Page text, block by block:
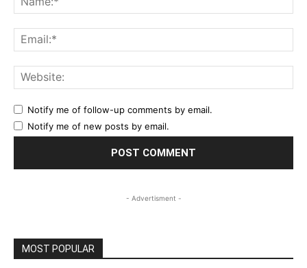
Notify me of follow-up comments by email.
Notify me of new posts by email.
- Advertisment -
MOST POPULAR